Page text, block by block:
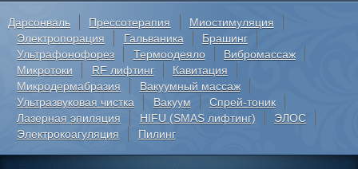
Дарсонваль Прессотерапия
Миостимуляция
Электропорация
Гальваника
Брашинг
Ультрафонофорез
Термоодеяло
Вибромассаж
Микротоки
RF лифтинг
Кавитация
Микродермабразия
Вакуумный массаж
Ультразвуковая чистка
Вакуум
Спрей-тоник
Лазерная эпиляция
HIFU (SMAS лифтинг)
ЭЛОС
Электрокоагуляция
Пилинг